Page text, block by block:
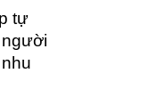
tự